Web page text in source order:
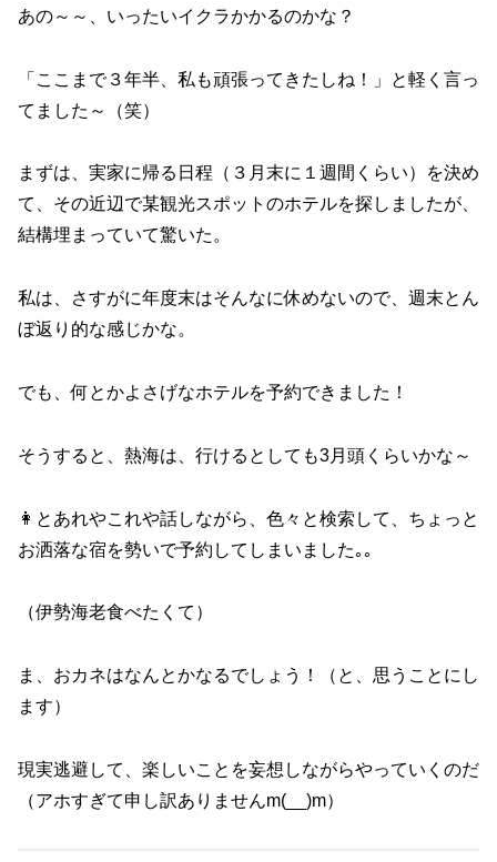
あの～～、いったいイクラかかるのかな？
「ここまで３年半、私も頑張ってきたしね！」と軽く言っ
てました～（笑）
まずは、実家に帰る日程（３月末に１週間くらい）を決め
て、その近辺で某観光スポットのホテルを探しましたが、
結構埋まっていて驚いた。
私は、さすがに年度末はそんなに休めないので、週末とん
ぼ返り的な感じかな。
でも、何とかよさげなホテルを予約できました！
そうすると、熱海は、行けるとしても3月頭くらいかな～
👩とあれやこれや話しながら、色々と検索して、ちょっと
お洒落な宿を勢いで予約してしまいました｡｡
（伊勢海老食べたくて）
ま、おカネはなんとかなるでしょう！（と、思うことにし
ます）
現実逃避して、楽しいことを妄想しながらやっていくのだ
（アホすぎて申し訳ありませんm(__)m）